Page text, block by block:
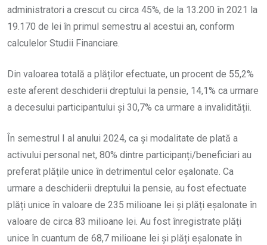
administratori a crescut cu circa 45%, de la 13.200 în 2021 la
19.170 de lei în primul semestru al acestui an, conform
calculelor Studii Financiare.
Din valoarea totală a plăților efectuate, un procent de 55,2%
este aferent deschiderii dreptului la pensie, 14,1% ca urmare
a decesului participantului și 30,7% ca urmare a invalidității.
În semestrul I al anului 2024, ca și modalitate de plată a
activului personal net, 80% dintre participanți/beneficiari au
preferat plățile unice în detrimentul celor eșalonate. Ca
urmare a deschiderii dreptului la pensie, au fost efectuate
plăți unice în valoare de 235 milioane lei și plăți eșalonate în
valoare de circa 83 milioane lei. Au fost înregistrate plăți
unice în cuantum de 68,7 milioane lei și plăți eșalonate în